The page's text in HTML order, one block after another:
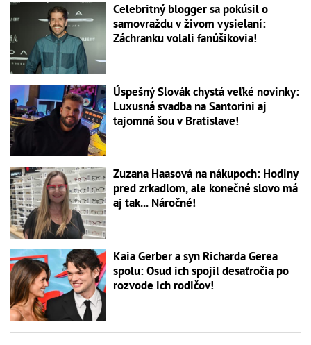
Celebritný blogger sa pokúsil o
samovraždu v živom vysielaní:
Záchranku volali fanúšikovia!
Úspešný Slovák chystá veľké novinky:
Luxusná svadba na Santorini aj
tajomná šou v Bratislave!
Zuzana Haasová na nákupoch: Hodiny
pred zrkadlom, ale konečné slovo má
aj tak... Náročné!
Kaia Gerber a syn Richarda Gerea
spolu: Osud ich spojil desaťročia po
rozvode ich rodičov!